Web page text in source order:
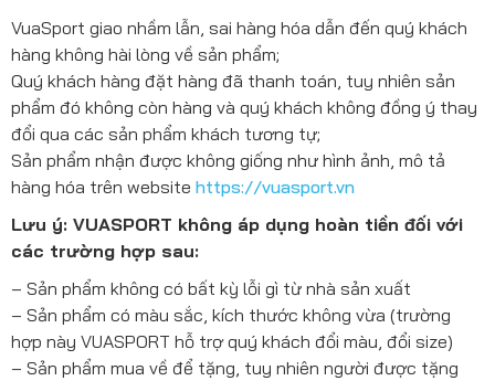
VuaSport giao nhầm lẫn, sai hàng hóa dẫn đến quý khách
hàng không hài lòng về sản phẩm;
Quý khách hàng đặt hàng đã thanh toán, tuy nhiên sản
phẩm đó không còn hàng và quý khách không đồng ý thay
đổi qua các sản phẩm khách tương tự;
Sản phẩm nhận được không giống như hình ảnh, mô tả
hàng hóa trên website https://vuasport.vn
Lưu ý: VUASPORT không áp dụng hoàn tiền đối với
các trường hợp sau:
– Sản phẩm không có bất kỳ lỗi gì từ nhà sản xuất
– Sản phẩm có màu sắc, kích thước không vừa (trường
hợp này VUASPORT hỗ trợ quý khách đổi màu, đổi size)
– Sản phẩm mua về để tặng, tuy nhiên người được tặng